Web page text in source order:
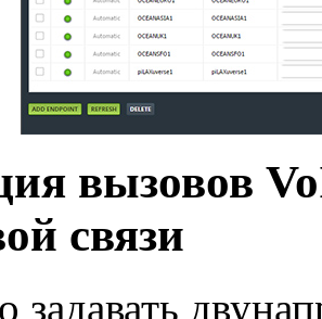
вызовов
связи